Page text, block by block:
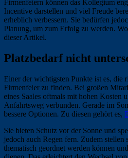
Firmenfeiern können das Kollegium
Incentive darstellen und viel Freude
erheblich verbessern. Sie bedürfen
Planung, um zum Erfolg zu werden.
dieser Artikel.
Platzbedarf nicht
Einer der wichtigsten Punkte ist es, die
Firmenfeier zu finden. Bei großen
eines Saales oftmals mit hohen Kosten
Anfahrtsweg verbunden. Gerade im
bessere Optionen. Zu diesen gehört es,
Sie bieten Schutz vor der Sonne und
jedoch auch Regen fern. Zudem stellen
thematisch geordnet werden können